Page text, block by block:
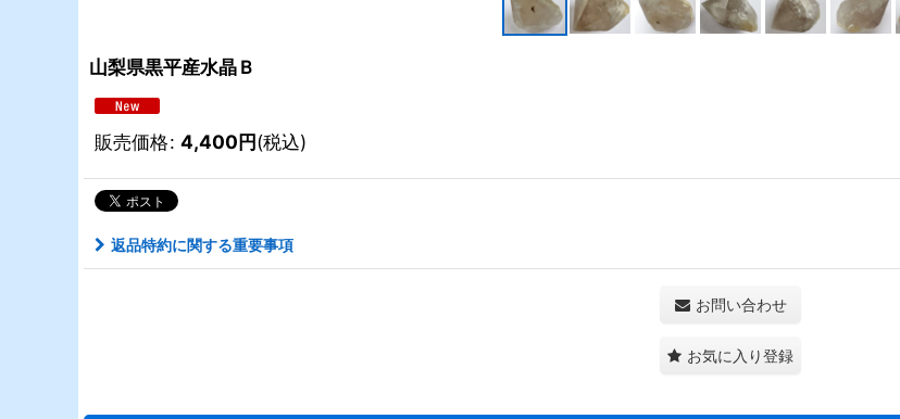
山梨県黒平産水晶Ｂ
販売価格: 4,400円(税込)
返品特約に関する重要事項
お問い合わせ
お気に入り登録